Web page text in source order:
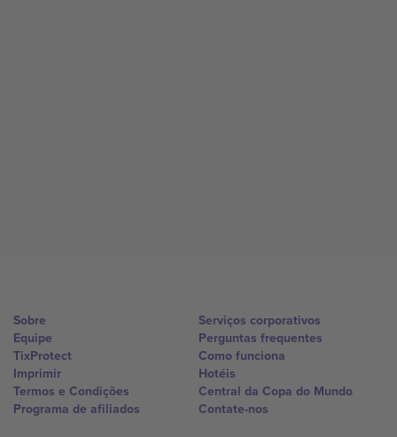
Sobre
Equipe
TixProtect
Imprimir
Termos e Condições
Programa de afiliados
Serviços corporativos
Perguntas frequentes
Como funciona
Hotéis
Central da Copa do Mundo
Contate-nos